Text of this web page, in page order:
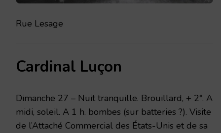
Rue Lesage
Cardinal Luçon
Dimanche 27 – Nuit tranquille. Brouillard, + 2°. A
midi, soleil. A 1 h. bombes (sur batteries ?). Visite
de l’Attaché Commercial des États-Unis et de sa